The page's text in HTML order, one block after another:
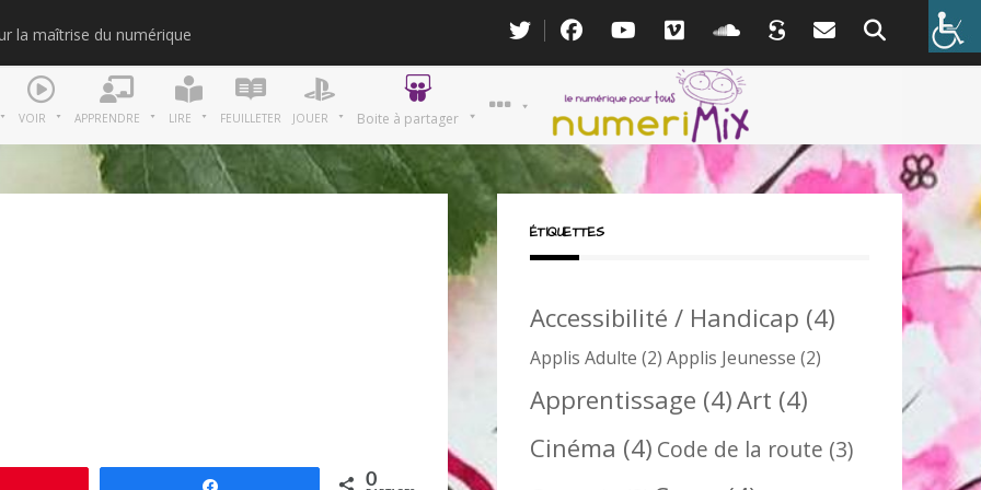
la maîtrise du numérique
VOIR APPRENDRE LIRE FEUILLETER JOUER Boite à partager
0
ÉTIQUETTES
Accessibilité / Handicap (4)
Applis Adulte (2) Applis Jeunesse (2)
Apprentissage (4)Art (4)
Cinéma (4) Code de la route (3)